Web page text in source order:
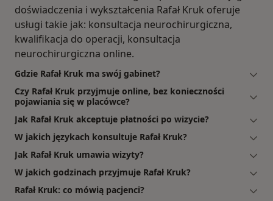
doświadczenia i wykształcenia Rafał Kruk oferuje
usługi takie jak: konsultacja neurochirurgiczna,
kwalifikacja do operacji, konsultacja
neurochirurgiczna online.
Gdzie Rafał Kruk ma swój gabinet?
Czy Rafał Kruk przyjmuje online, bez konieczności
pojawiania się w placówce?
Jak Rafał Kruk akceptuje płatności po wizycie?
W jakich językach konsultuje Rafał Kruk?
Jak Rafał Kruk umawia wizyty?
W jakich godzinach przyjmuje Rafał Kruk?
Rafał Kruk: co mówią pacjenci?